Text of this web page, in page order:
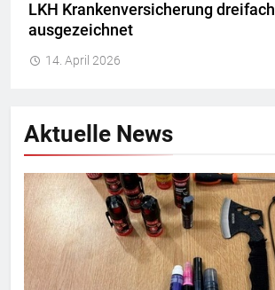
LKH Krankenversicherung dreifach
ausgezeichnet
14. April 2026
Aktuelle News